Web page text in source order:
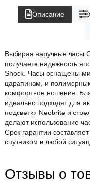
Описание
Выбирая наручные часы
получаете надежность
Shock. Часы оснащены
царапинам, и
комфортное ношение.
идеально подходят для
подсветки Neobrite и
делают использование
Срок гарантии
спутником в любой
Отзывы о